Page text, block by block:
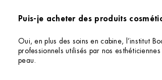
Puis-je acheter des produits
Oui, en plus des soins en cabine, l’institut
professionnels utilisés par nos
peau.